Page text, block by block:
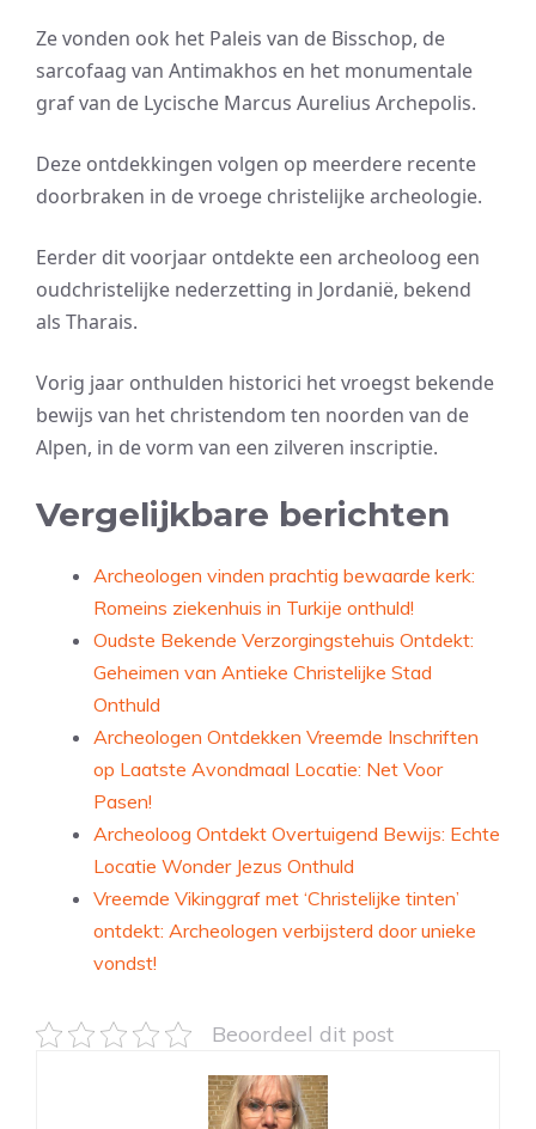
Ze vonden ook het Paleis van de Bisschop, de
sarcofaag van Antimakhos en het monumentale
graf van de Lycische Marcus Aurelius Archepolis.
Deze ontdekkingen volgen op meerdere recente
doorbraken in de vroege christelijke archeologie.
Eerder dit voorjaar ontdekte een archeoloog een
oudchristelijke nederzetting in Jordanië, bekend
als Tharais.
Vorig jaar onthulden historici het vroegst bekende
bewijs van het christendom ten noorden van de
Alpen, in de vorm van een zilveren inscriptie.
Vergelijkbare berichten
Archeologen vinden prachtig bewaarde kerk:
Romeins ziekenhuis in Turkije onthuld!
Oudste Bekende Verzorgingstehuis Ontdekt:
Geheimen van Antieke Christelijke Stad
Onthuld
Archeologen Ontdekken Vreemde Inschriften
op Laatste Avondmaal Locatie: Net Voor
Pasen!
Archeoloog Ontdekt Overtuigend Bewijs: Echte
Locatie Wonder Jezus Onthuld
Vreemde Vikinggraf met ‘Christelijke tinten’
ontdekt: Archeologen verbijsterd door unieke
vondst!
Beoordeel dit post